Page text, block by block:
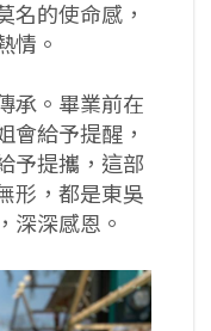
名的使命感，
情。
承。畢業前在
會給予提醒，
予提攜，這部
形，都是東吳
深深感恩。